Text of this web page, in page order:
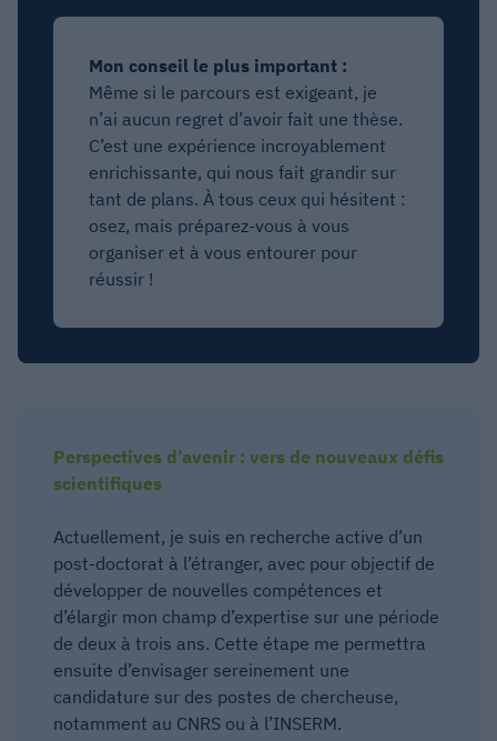
Mon conseil le plus important :
Même si le parcours est exigeant, je
n’ai aucun regret d’avoir fait une thèse.
C’est une expérience incroyablement
enrichissante, qui nous fait grandir sur
tant de plans. À tous ceux qui hésitent :
osez, mais préparez-vous à vous
organiser et à vous entourer pour
réussir !
Perspectives d’avenir : vers de nouveaux défis
scientifiques
Actuellement, je suis en recherche active d’un
post-doctorat à l’étranger, avec pour objectif de
développer de nouvelles compétences et
d’élargir mon champ d’expertise sur une période
de deux à trois ans. Cette étape me permettra
ensuite d’envisager sereinement une
candidature sur des postes de chercheuse,
notamment au CNRS ou à l’INSERM.